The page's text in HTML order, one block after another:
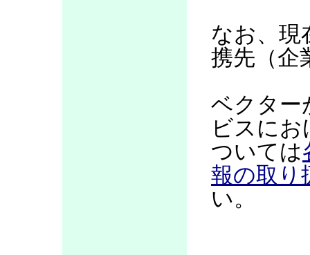
なお、現
携先（企
ベクター
ビスに
ついては
報の取り
い。